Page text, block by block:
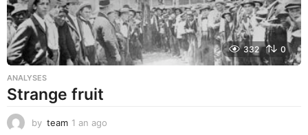
332 0
ANALYSES
Strange fruit
by team 1 an ago